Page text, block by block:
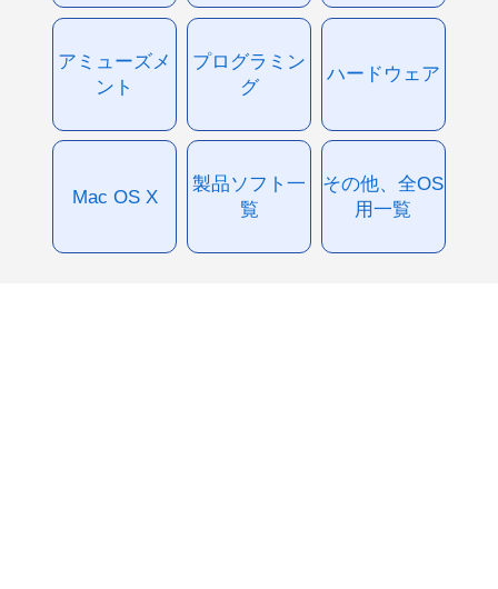
アミューズメ
ント
プログラミン
グ
ハードウェア
Mac OS X
製品ソフト一
覧
その他、全OS
用一覧